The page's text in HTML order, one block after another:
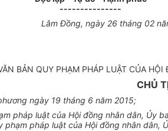
---------------
Lâm Đồng, ngày 26tháng 02
BẢN QUY PHẠM PHÁP LUẬT CỦA
CHỦ
ngày 19 tháng 6 năm 2015;
pháp luật của Hội đồng nhân dân, Ủy
phạm pháp luật của Hội đồng nhân dân,